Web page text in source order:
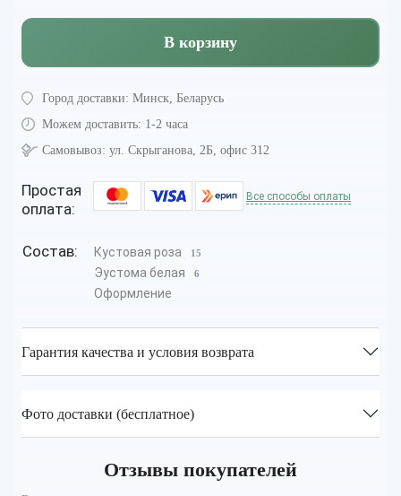
В корзину
Город доставки: Минск, Беларусь
Можем доставить: 1-2 часа
Самовывоз: ул. Скрыганова, 2Б, офис 312
Простая
оплата:
Все способы оплаты
Состав: Кустовая роза 15
Эустома белая 6
Оформление
Гарантия качества и условия возврата
Фото доставки (бесплатное)
Отзывы покупателей